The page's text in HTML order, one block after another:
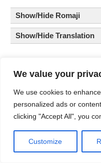
We value your
We use cookies to
personalized ads or
clicking "Accept All", you
Customize
Show/Hide Romaji
Show/Hide Translation
かわごろもはたちまち
Show/Hide Romaji
59. うだいじんは かっ